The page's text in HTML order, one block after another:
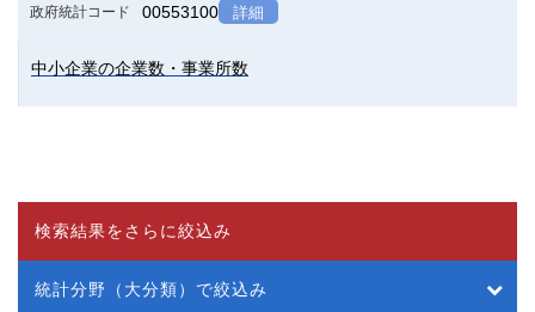
政府統計コード 00553100 詳細
中小企業の企業数・事業所数
検索結果をさらに絞込み
統計分野（大分類）で絞込み